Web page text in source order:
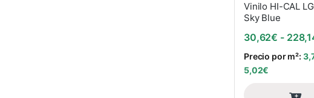
Vinilo HI-CAL
Sky Blue
30,62€ -
Precio por m²:
5,02€